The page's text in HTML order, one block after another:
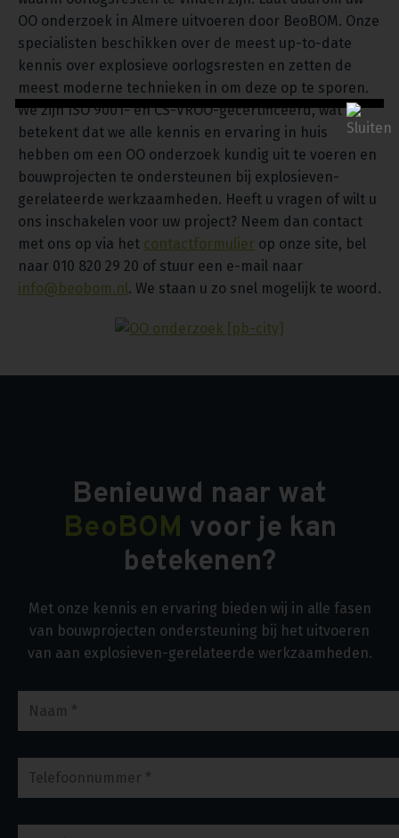
OO onderzoek in Almere uitvoeren door BeoBOM. Onze
specialisten beschikken over de meest up-to-date
kennis over explosieve oorlogsresten en zetten de
meest moderne technieken in om deze op te sporen.
We zijn ISO 9001- en CS-VROO-gecertificeerd, wat
betekent dat we alle kennis en ervaring in huis
hebben om een OO onderzoek kundig uit te voeren en
bouwprojecten te ondersteunen bij explosieven-
gerelateerde werkzaamheden. Heeft u vragen of wilt u
ons inschakelen voor uw project? Neem dan contact
met ons op via het contactformulier op onze site, bel
naar 010 820 29 20 of stuur een e-mail naar
info@beobom.nl. We staan u zo snel mogelijk te woord.
Benieuwd naar wat
BeoBOM voor je kan
betekenen?
Met onze kennis en ervaring bieden wij in alle fasen
van bouwprojecten ondersteuning bij het uitvoeren
van aan explosieven-gerelateerde werkzaamheden.